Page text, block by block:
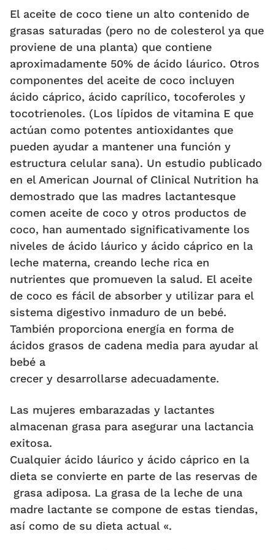
El aceite de coco tiene un alto contenido de
grasas saturadas (pero no de colesterol ya que
proviene de una planta) que contiene
aproximadamente 50% de ácido láurico. Otros
componentes del aceite de coco incluyen
ácido cáprico, ácido caprílico, tocoferoles y
tocotrienoles. (Los lípidos de vitamina E que
actúan como potentes antioxidantes que
pueden ayudar a mantener una función y
estructura celular sana). Un estudio publicado
en el American Journal of Clinical Nutrition ha
demostrado que las madres lactantesque
comen aceite de coco y otros productos de
coco, han aumentado significativamente los
niveles de ácido láurico y ácido cáprico en la
leche materna, creando leche rica en
nutrientes que promueven la salud. El aceite
de coco es fácil de absorber y utilizar para el
sistema digestivo inmaduro de un bebé.
También proporciona energía en forma de
ácidos grasos de cadena media para ayudar al
bebé a
crecer y desarrollarse adecuadamente.
Las mujeres embarazadas y lactantes
almacenan grasa para asegurar una lactancia
exitosa.
Cualquier ácido láurico y ácido cáprico en la
dieta se convierte en parte de las reservas de
grasa adiposa. La grasa de la leche de una
madre lactante se compone de estas tiendas,
así como de su dieta actual «.